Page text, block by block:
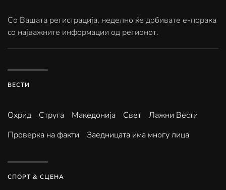
Со Вашата регистрација, неделно ќе добивате е-порака
со најважните информации од регионот.
ВЕСТИ
Охрид Струга Македонија Свет
Лажни Вести
Проверка на факти
Заедницата има многу лица
СПОРТ & СЦЕНА